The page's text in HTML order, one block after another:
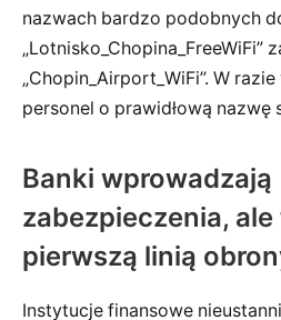
nazwach bardzo podobnych
„Lotnisko_Chopina_FreeWiFi”
„Chopin_Airport_WiFi”. W
personel o prawidłową nazwę
Banki wprowadzają
zabezpieczenia,
pierwszą linią
Instytucje finansowe